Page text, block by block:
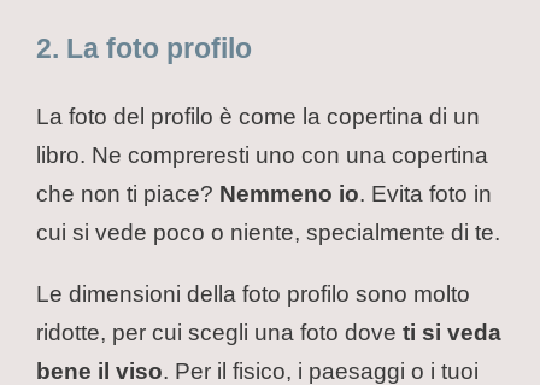
2. La foto profilo
La foto del profilo è come la copertina di un
libro. Ne compreresti uno con una copertina
che non ti piace? Nemmeno io. Evita foto in
cui si vede poco o niente, specialmente di te.
Le dimensioni della foto profilo sono molto
ridotte, per cui scegli una foto dove ti si veda
bene il viso. Per il fisico, i paesaggi o i tuoi